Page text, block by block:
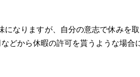
なりますが、自分の意志で休みを
どから休暇の許可を貰うような場合